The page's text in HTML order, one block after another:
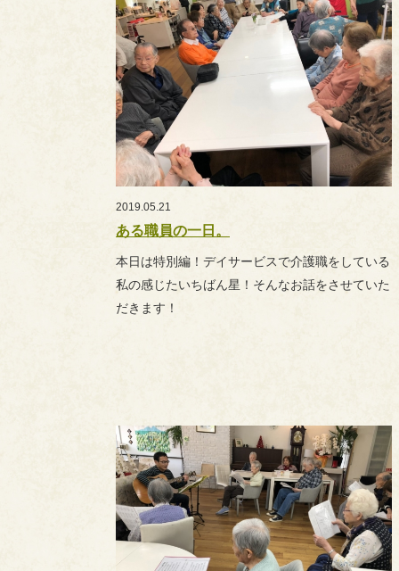
2019.05.21
ある職員の一日。
本日は特別編！デイサービスで介護職をしている
私の感じたいちばん星！そんなお話をさせていた
だきます！